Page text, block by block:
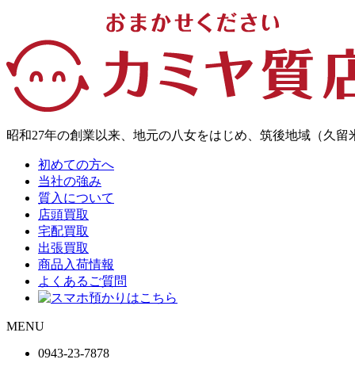
昭和27年の創業以来、地元の八女をはじめ、筑後地域（久
初めての方へ
当社の強み
質入について
店頭買取
宅配買取
出張買取
商品入荷情報
よくあるご質問
MENU
0943-23-7878